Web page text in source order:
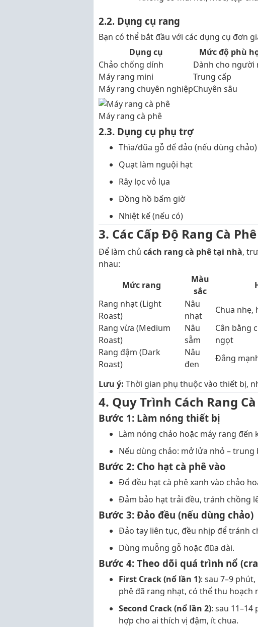
2.2. Dụng cụ rang
Bạn có thể bắt đầu với các dụng cụ đơn
Dụng cụ
Mức độ phù
Chảo chống dính
Dành cho người
Máy rang mini
Trung cấp
Máy rang chuyên nghiệpChuyên sâu
Máy rang cà phê
2.3. Dụng cụ phụ trợ
Thìa/đũa gỗ để đảo (nếu dùng chảo)
Quạt làm nguội hạt
Rây lọc vỏ lụa
Đồng hồ bấm giờ
Nhiệt kế (nếu có)
3. Các Cấp Độ Rang Cà
Để làm chủ cách rang cà phê tại nhà,
nhau:
Mức rang
Màu
sắc
Rang nhạt (Light
Roast)
Nâu
nhạt
Chua nhẹ,
Rang vừa (Medium
Roast)
Nâu
sẫm
Cân bằng
ngọt
Rang đậm (Dark
Roast)
Nâu
đen
Đắng
Lưu ý: Thời gian phụ thuộc vào thiết bị,
4. Quy Trình Cách Rang
Bước 1: Làm nóng thiết bị
Làm nóng chảo hoặc máy rang đến
Nếu dùng chảo: mở lửa nhỏ – trung
Bước 2: Cho hạt cà phê vào
Đổ đều hạt cà phê xanh vào chảo
Đảm bảo hạt trải đều, tránh chồng
Bước 3: Đảo đều (nếu dùng chảo)
Đảo tay liên tục, đều nhịp để tránh
Dùng muỗng gỗ hoặc đũa dài.
Bước 4: Theo dõi quá trình nổ
First Crack (nổ lần 1): sau 7–9
phê đã rang nhạt, có thể thu hoạch
Second Crack (nổ lần 2): sau
hợp cho ai thích vị đậm, ít chua.